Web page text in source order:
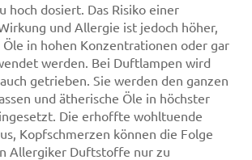
hoch dosiert. Das Risiko einer
und Allergie ist jedoch höher,
in hohen Konzentrationen oder gar
werden. Bei Duftlampen wird
getrieben. Sie werden den ganzen
und ätherische Öle in höchster
Die erhoffte wohltuende
Kopfschmerzen können die Folge
Allergiker Duftstoffe nur zu